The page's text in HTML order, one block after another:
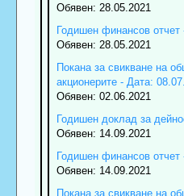
Обявен: 28.05.2021
Годишен финансов отчет
Обявен: 28.05.2021
Покана за свикване на
акционерите - Дата:
Обявен: 02.06.2021
Годишен доклад за
Обявен: 14.09.2021
Годишен финансов отчет
Обявен: 14.09.2021
Покана за свикване на